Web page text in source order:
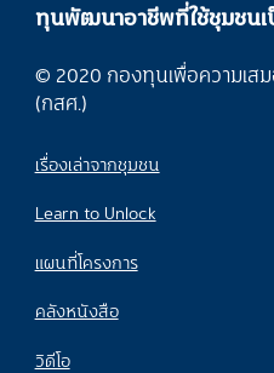
ทุนพัฒนาอาชีพที่ใช้ชุมชน
© 2020 กองทุนเพื่อความเส
(กสศ.)
เรื่องเล่าจากชุมชน
Learn to Unlock
แผนที่โครงการ
คลังหนังสือ
วิดีโอ